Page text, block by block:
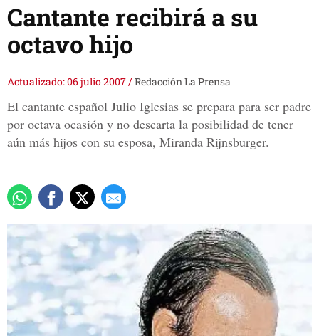
Cantante recibirá a su
octavo hijo
Actualizado: 06 julio 2007/Redacción La Prensa
El cantante español Julio Iglesias se prepara para ser padre
por octava ocasión y no descarta la posibilidad de tener
aún más hijos con su esposa, Miranda Rijnsburger.